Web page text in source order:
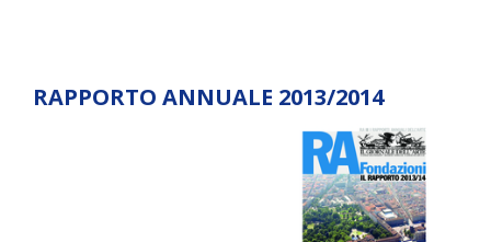
RAPPORTO ANNUALE 2013/2014